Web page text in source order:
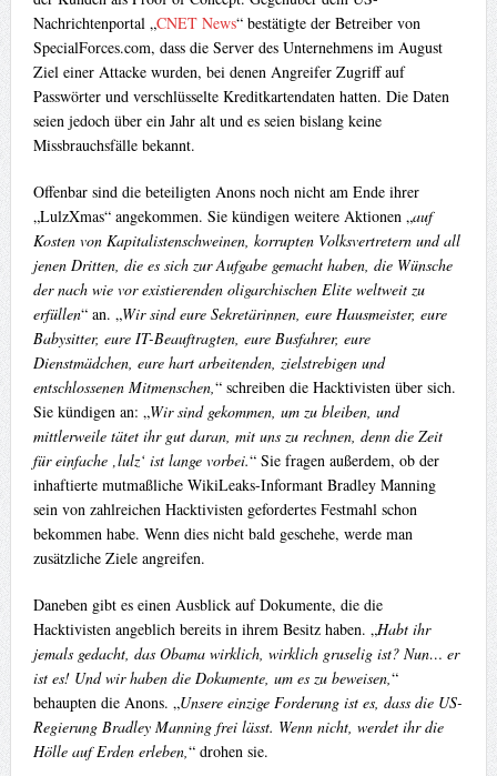
Nachrichtenportal „CNET News“ bestätigte der Betreiber von
SpecialForces.com, dass die Server des Unternehmens im August
Ziel einer Attacke wurden, bei denen Angreifer Zugriff auf
Passwörter und verschlüsselte Kreditkartendaten hatten. Die Daten
seien jedoch über ein Jahr alt und es seien bislang keine
Missbrauchsfälle bekannt.
Offenbar sind die beteiligten Anons noch nicht am Ende ihrer
„LulzXmas“ angekommen. Sie kündigen weitere Aktionen „auf
Kosten von Kapitalistenschweinen, korrupten Volksvertretern und all
jenen Dritten, die es sich zur Aufgabe gemacht haben, die Wünsche
der nach wie vor existierenden oligarchischen Elite weltweit zu
erfüllen“ an. „Wir sind eure Sekretärinnen, eure Hausmeister, eure
Babysitter, eure IT-Beauftragten, eure Busfahrer, eure
Dienstmädchen, eure hart arbeitenden, zielstrebigen und
entschlossenen Mitmenschen,“ schreiben die Hacktivisten über sich.
Sie kündigen an: „Wir sind gekommen, um zu bleiben, und
mittlerweile tätet ihr gut daran, mit uns zu rechnen, denn die Zeit
für einfache ‚lulz‘ ist lange vorbei.“ Sie fragen außerdem, ob der
inhaftierte mutmaßliche WikiLeaks-Informant Bradley Manning
sein von zahlreichen Hacktivisten gefordertes Festmahl schon
bekommen habe. Wenn dies nicht bald geschehe, werde man
zusätzliche Ziele angreifen.
Daneben gibt es einen Ausblick auf Dokumente, die die
Hacktivisten angeblich bereits in ihrem Besitz haben. „Habt ihr
jemals gedacht, das Obama wirklich, wirklich gruselig ist? Nun… er
ist es! Und wir haben die Dokumente, um es zu beweisen,“
behaupten die Anons. „Unsere einzige Forderung ist es, dass die US-
Regierung Bradley Manning frei lässt. Wenn nicht, werdet ihr die
Hölle auf Erden erleben,“ drohen sie.